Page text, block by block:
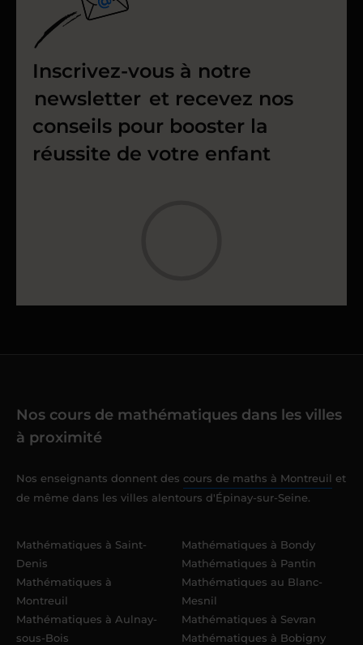
Inscrivez-vous à notre
newsletter et recevez nos
conseils pour booster la
réussite de votre enfant
Nos cours de mathématiques dans les villes
à proximité
Nos enseignants donnent des cours de maths à Montreuil et
de même dans les villes alentours d'Épinay-sur-Seine.
Mathématiques à Saint-
Denis
Mathématiques à
Montreuil
Mathématiques à Aulnay-
sous-Bois
Mathématiques à Bondy
Mathématiques à Pantin
Mathématiques au Blanc-
Mesnil
Mathématiques à Sevran
Mathématiques à Bobigny